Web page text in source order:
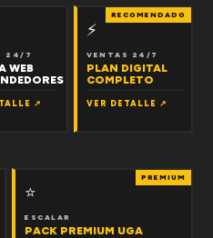
24/7
WEB
↗
RECOMENDADO
⚡
VENTAS 24/7
PLAN DIGITAL
COMPLETO
VER DETALLE ↗
PREMIUM
⭐
ESCALAR
PACK PREMIUM UGA